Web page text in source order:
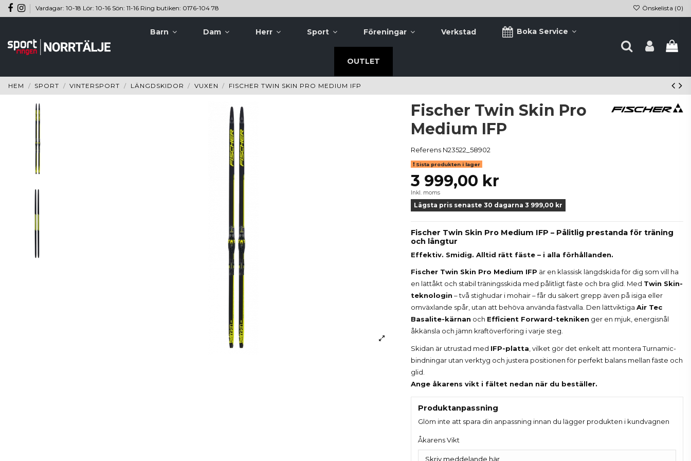
Vardagar: 10-18 Lör: 10-16 Sön: 11-16 Ring butiken: 0176-104 78 Önskelista (0)
Barn Dam Herr Sport Föreningar Verkstad Boka Service
OUTLET
HEM SPORT VINTERSPORT LÄNGDSKIDOR VUXEN FISCHER TWIN SKIN PRO MEDIUM IFP
Fischer Twin Skin Pro
Medium IFP
Referens N23522_58902
Sista produkten i lager
3 999,00 kr
Inkl. moms
Lägsta pris senaste 30 dagarna 3 999,00 kr
Fischer Twin Skin Pro Medium IFP – Pålitlig prestanda för träning
och långtur
Effektiv. Smidig. Alltid rätt fäste – i alla förhållanden.
Fischer Twin Skin Pro Medium IFP är en klassisk längdskida för dig som vill ha
en lättåkt och stabil träningsskida med pålitligt fäste och bra glid. Med Twin Skin-
teknologin – två stighudar i mohair – får du säkert grepp även på isiga eller
omväxlande spår, utan att behöva använda fästvalla. Den lättviktiga Air Tec
Basalite-kärnan och Efficient Forward-tekniken ger en mjuk, energisnål
åkkänsla och jämn kraftöverföring i varje steg.
Skidan är utrustad med IFP-platta , vilket gör det enkelt att montera Turnamic-
bindningar utan verktyg och justera positionen för perfekt balans mellan fäste och
glid.
Ange åkarens vikt i fältet nedan när du beställer.
Produktanpassning
Glöm inte att spara din anpassning innan du lägger produkten i kundvagnen
Åkarens Vikt